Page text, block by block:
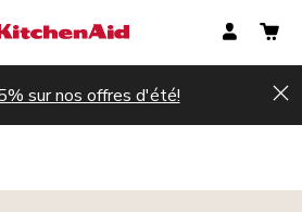
sur nos offres d'été!